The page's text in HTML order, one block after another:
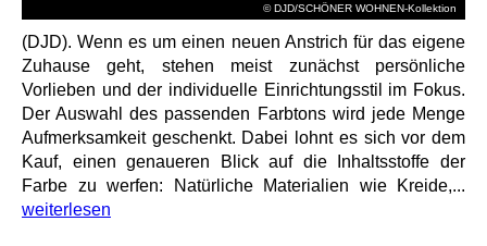
© DJD/SCHÖNER WOHNEN-Kollektion
(DJD). Wenn es um einen neuen Anstrich für das eigene
Zuhause geht, stehen meist zunächst persönliche
Vorlieben und der individuelle Einrichtungsstil im Fokus.
Der Auswahl des passenden Farbtons wird jede Menge
Aufmerksamkeit geschenkt. Dabei lohnt es sich vor dem
Kauf, einen genaueren Blick auf die Inhaltsstoffe der
Farbe zu werfen: Natürliche Materialien wie Kreide,...
weiterlesen